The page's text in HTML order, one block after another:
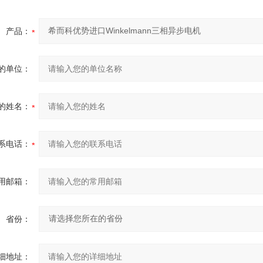
产品：
单位：
姓名：
电话：
邮箱：
省份：
地址：